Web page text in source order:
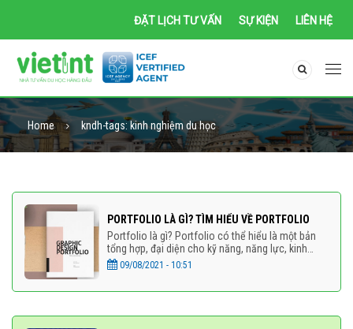
ĐẶT LỊCH TƯ VẤN SỰ KIỆN LIÊN HỆ
Home kndh-tags: kinh nghiệm du học
PORTFOLIO LÀ GÌ? TÌM HIỂU VỀ PORTFOLIO
Portfolio là gì? Portfolio có thể hiểu là một bản
tổng hợp, đại diện cho kỹ năng, năng lực, kinh
nghiệm của bạn hay công ty của bạn. Nó giúp
người xem có một
09/08/2021 - 10:51